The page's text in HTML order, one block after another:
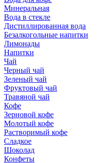
Минеральная
Вода в стекле
Дистиллированная вода
Безалкогольные напитки
Лимонады
Напитки
Чай
Черный чай
Зеленый чай
Фруктовый чай
Травяной чай
Кофе
Зерновой кофе
Молотый кофе
Растворимый кофе
Сладкое
Шоколад
Конфеты